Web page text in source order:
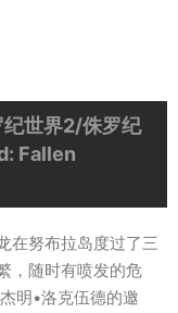
世界2/侏罗纪
Fallen
在努布拉岛度过了三
，随时有喷发的危
明•洛克伍德的邀